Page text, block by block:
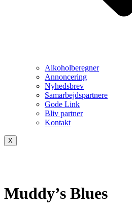
Alkoholberegner
Annoncering
Nyhedsbrev
Samarbejdspartnere
Gode Link
Bliv partner
Kontakt
X
Muddy’s Blues